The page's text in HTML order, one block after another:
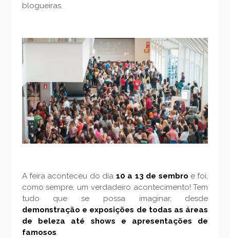
blogueiras.
A feira aconteceu do dia 10 a 13 de sembro e foi,
como sempre, um verdadeiro acontecimento! Tem
tudo que se possa imaginar, desde
demonstração e exposições de todas as áreas
de beleza até shows e apresentações de
famosos.